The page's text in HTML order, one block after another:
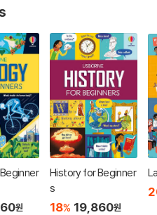
원
History for Beginner
s
18% 19,860원